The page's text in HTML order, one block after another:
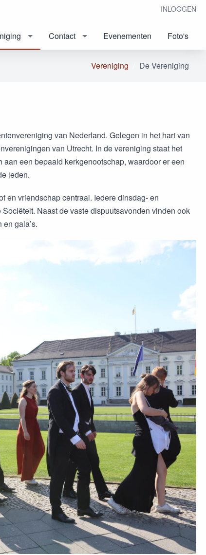
INLOGGEN
Contact Evenementen Foto's
Vereniging De Vereniging
van Nederland. Gelegen in het hart van
van Utrecht. In de vereniging staat het
aan een bepaald kerkgenootschap, waardoor er een
leden.
en vriendschap centraal. Iedere dinsdag- en
Naast de vaste dispuutsavonden vinden ook
gala’s.